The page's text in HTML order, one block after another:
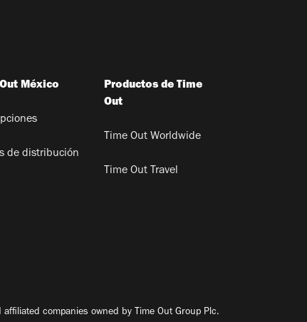
México
de distribución
Productos de Time
Out
Time Out Worldwide
Time Out Travel
companies owned by Time Out Group Plc.